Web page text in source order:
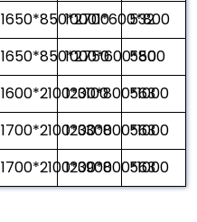
1650*850*270010001*600*800
532
1650*850*27501000*600*800
550
1600*2100*31001200*800*1000
563
1700*2100*33001200*800*1000
563
1700*2100*39001200*800*1000
563